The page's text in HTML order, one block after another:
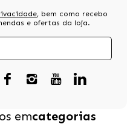
, bem como recebo
e ofertas da loja.
emcategorias